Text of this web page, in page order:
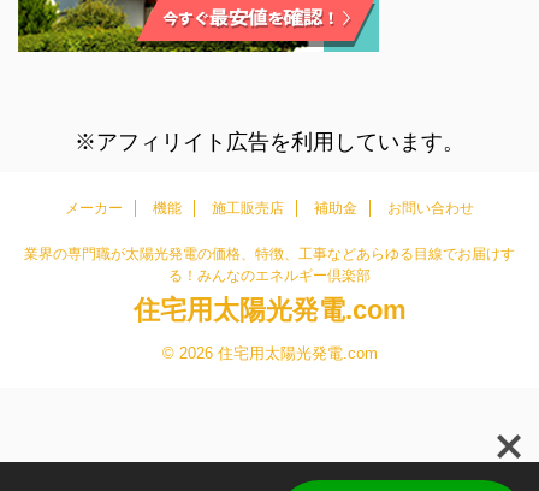
※アフィリイト広告を利用しています。
メーカー 機能 施工販売店 補助金 お問い合わせ
業界の専門職が太陽光発電の価格、特徴、工事などあらゆる目線でお届けす
る！みんなのエネルギー倶楽部
住宅用太陽光発電.com
© 2026 住宅用太陽光発電.com